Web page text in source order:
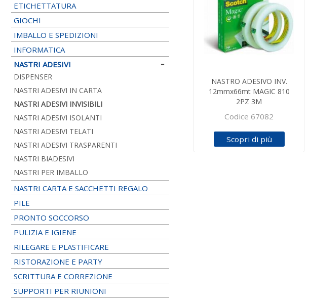
ETICHETTATURA
GIOCHI
IMBALLO E SPEDIZIONI
INFORMATICA
NASTRI ADESIVI
DISPENSER
NASTRI ADESIVI IN CARTA
NASTRI ADESIVI INVISIBILI
NASTRI ADESIVI ISOLANTI
NASTRI ADESIVI TELATI
NASTRI ADESIVI TRASPARENTI
NASTRI BIADESIVI
NASTRI PER IMBALLO
NASTRI CARTA E SACCHETTI REGALO
PILE
PRONTO SOCCORSO
PULIZIA E IGIENE
RILEGARE E PLASTIFICARE
RISTORAZIONE E PARTY
SCRITTURA E CORREZIONE
SUPPORTI PER RIUNIONI
NASTRO ADESIVO INV.
12mmx66mt MAGIC 810
2PZ 3M
Codice 67082
Scopri di più